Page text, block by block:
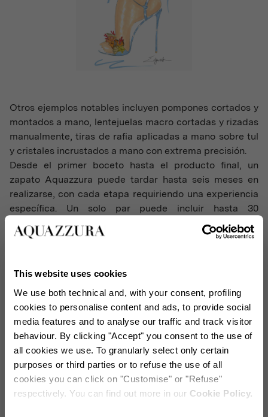
This website uses cookies
We use both technical and, with your consent, profiling
cookies to personalise content and ads, to provide social
media features and to analyse our traffic and track visitor
behaviour. By clicking "Accept" you consent to the use of
all cookies we use. To granularly select only certain
purposes or third parties or to refuse the use of all
cookies you can click on "Customise" or "Refuse"
respectively. You can find out more in our Cookie Policy.
Otros ejemplos notables incluyen pompones cortados y
montados a mano, lentejuelas macro cortadas y rizadas
manualmente, tiras de rafia aplicadas a mano sobre tul
y cristales incrustados a mano con extrema precisión.
Desde el primer boceto hasta el producto final, un
zapato Aquazzura puede tardar hasta seis meses en
realizarse, con cada etapa requiriendo una experiencia
específica. Un solo par puede incluir hasta 30
componentes diferentes, todos ensamblados a mano
con estándares rigurosos. Cada suela brilla con la piña
afinando los nuevos modelos para lograr un ajuste
perfecto y una sensación ligera. El diseño equilibra el
peso en todo el pie, haciendo que los tacones
Aquazzura sean excepcionalmente cómodos.